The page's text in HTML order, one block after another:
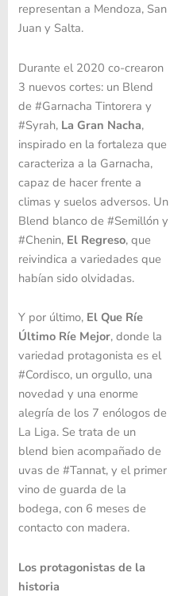
representan a Mendoza, San
Juan y Salta.
Durante el 2020 co-crearon
3 nuevos cortes: un Blend
de #Garnacha Tintorera y
#Syrah, La Gran Nacha,
inspirado en la fortaleza que
caracteriza a la Garnacha,
capaz de hacer frente a
climas y suelos adversos. Un
Blend blanco de #Semillón y
#Chenin, El Regreso, que
reivindica a variedades que
habían sido olvidadas.
Y por último, El Que Ríe
Último Ríe Mejor, donde la
variedad protagonista es el
#Cordisco, un orgullo, una
novedad y una enorme
alegría de los 7 enólogos de
La Liga. Se trata de un
blend bien acompañado de
uvas de #Tannat, y el primer
vino de guarda de la
bodega, con 6 meses de
contacto con madera.
Los protagonistas de la
historia